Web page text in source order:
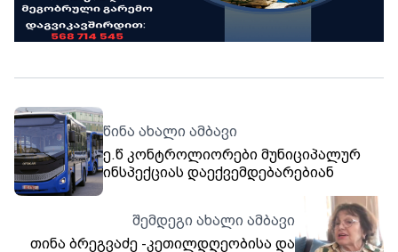
წინა ახალი ამბავი
ე.წ კონტროლიორები მუნიციპალურ
ინსპექციას დაექვემდებარებიან
შემდეგი ახალი ამბავი
თინა ბრეგვაძე -კეთილდღეობისა და